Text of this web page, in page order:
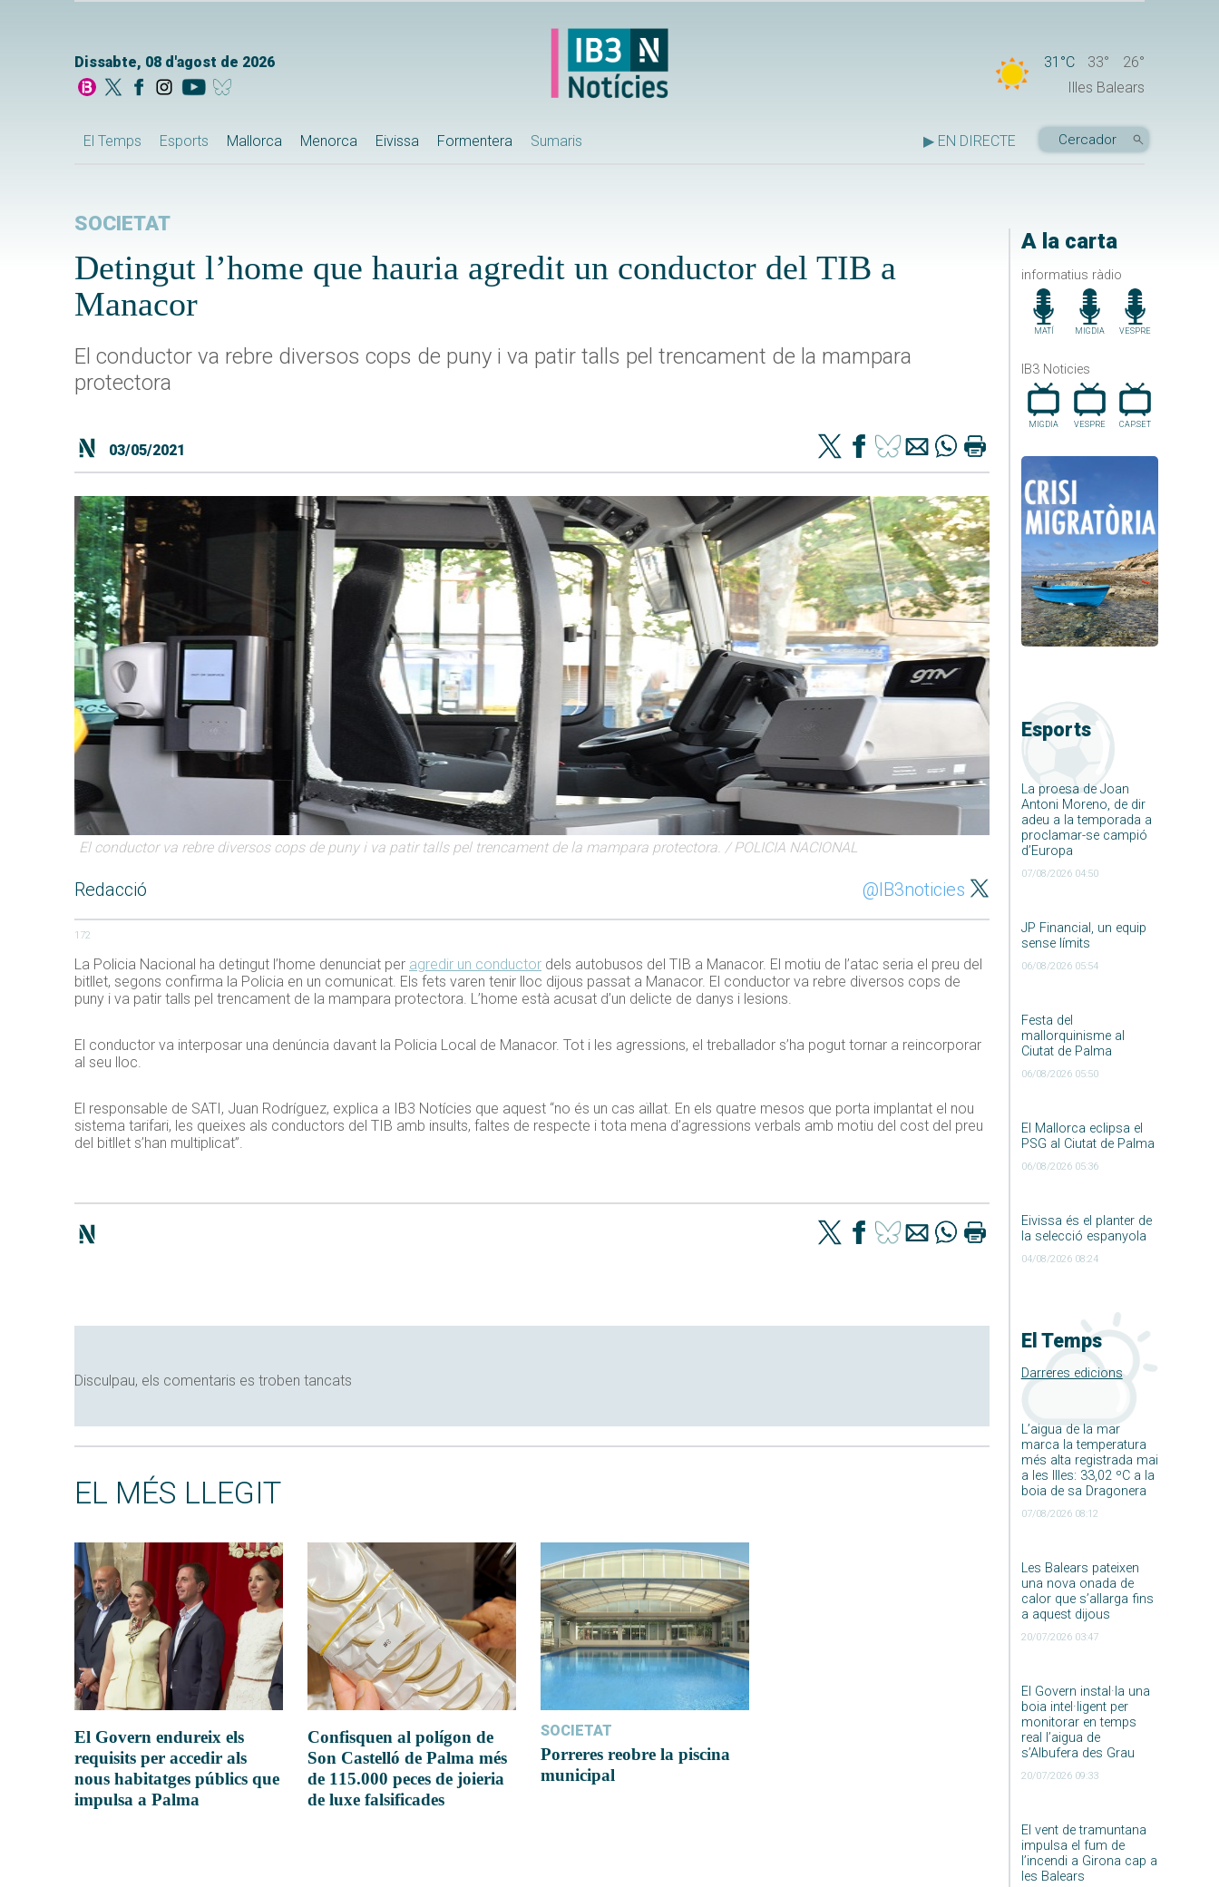
Dissabte, 08 d'agost de 2026 31°C 33°
26°
Illes Balears
El Temps Esports Mallorca Menorca Eivissa Formentera Sumaris ▶ EN DIRECTE
A la carta
informatius ràdio
MATÍ MIGDIA VESPRE
IB3 Noticies
MIGDIA VESPRE CAP.SET
Esports
La proesa de Joan
Antoni Moreno, de dir
adeu a la temporada a
proclamar-se campió
d’Europa
07/08/2026 04:50
JP Financial, un equip
sense límits
06/08/2026 05:54
Festa del
mallorquinisme al
Ciutat de Palma
06/08/2026 05:50
El Mallorca eclipsa el
PSG al Ciutat de Palma
06/08/2026 05:36
Eivissa és el planter de
la selecció espanyola
04/08/2026 08:24
El Temps
Darreres edicions
L’aigua de la mar
marca la temperatura
més alta registrada mai
a les Illes: 33,02 ºC a la
boia de sa Dragonera
07/08/2026 08:12
Les Balears pateixen
una nova onada de
calor que s’allarga fins
a aquest dijous
20/07/2026 03:47
El Govern instal·la una
boia intel·ligent per
monitorar en temps
real l’aigua de
s’Albufera des Grau
20/07/2026 09:33
El vent de tramuntana
impulsa el fum de
l’incendi a Girona cap a
les Balears
SOCIETAT
Detingut l’home que hauria agredit un conductor del TIB a
Manacor
El conductor va rebre diversos cops de puny i va patir talls pel trencament de la mampara
protectora
03/05/2021
El conductor va rebre diversos cops de puny i va patir talls pel trencament de la mampara protectora. / POLICIA NACIONAL
Redacció @IB3noticies
172
La Policia Nacional ha detingut l’home denunciat per agredir un conductor dels autobusos del TIB a Manacor. El motiu de l’atac seria el preu del
bitllet, segons confirma la Policia en un comunicat. Els fets varen tenir lloc dijous passat a Manacor. El conductor va rebre diversos cops de
puny i va patir talls pel trencament de la mampara protectora. L’home està acusat d’un delicte de danys i lesions.
El conductor va interposar una denúncia davant la Policia Local de Manacor. Tot i les agressions, el treballador s’ha pogut tornar a reincorporar
al seu lloc.
El responsable de SATI, Juan Rodríguez, explica a IB3 Notícies que aquest “no és un cas aïllat. En els quatre mesos que porta implantat el nou
sistema tarifari, les queixes als conductors del TIB amb insults, faltes de respecte i tota mena d’agressions verbals amb motiu del cost del preu
del bitllet s’han multiplicat”.
Disculpau, els comentaris es troben tancats
EL MÉS LLEGIT
El Govern endureix els
requisits per accedir als
nous habitatges públics que
impulsa a Palma
Confisquen al polígon de
Son Castelló de Palma més
de 115.000 peces de joieria
de luxe falsificades
SOCIETAT
Porreres reobre la piscina
municipal